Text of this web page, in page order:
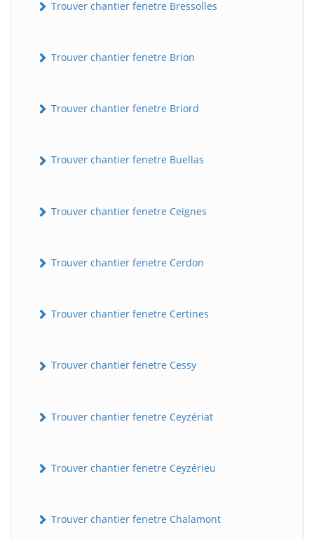
Trouver chantier fenetre Bressolles
Trouver chantier fenetre Brion
Trouver chantier fenetre Briord
Trouver chantier fenetre Buellas
Trouver chantier fenetre Ceignes
Trouver chantier fenetre Cerdon
Trouver chantier fenetre Certines
Trouver chantier fenetre Cessy
Trouver chantier fenetre Ceyzériat
Trouver chantier fenetre Ceyzérieu
Trouver chantier fenetre Chalamont